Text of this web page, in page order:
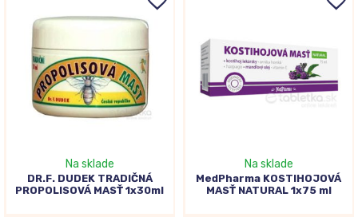
Na sklade
DR.F. DUDEK TRADIČNÁ
PROPOLISOVÁ MASŤ 1x30ml
Na sklade
MedPharma KOSTIHOJOVÁ
MASŤ NATURAL 1x75 ml